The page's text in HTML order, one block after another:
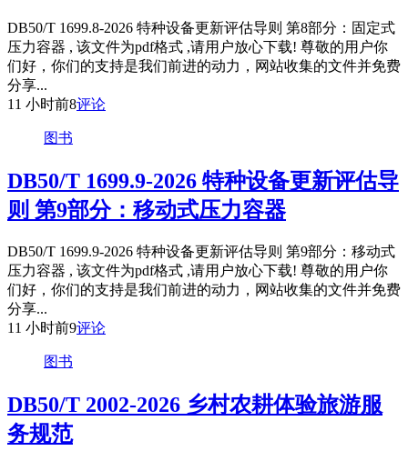
DB50/T 1699.8-2026 特种设备更新评估导则 第8部分：固定式
压力容器 , 该文件为pdf格式 ,请用户放心下载! 尊敬的用户你
们好，你们的支持是我们前进的动力，网站收集的文件并免费
分享...
11 小时前8评论
图书
DB50/T 1699.9-2026 特种设备更新评估导
则 第9部分：移动式压力容器
DB50/T 1699.9-2026 特种设备更新评估导则 第9部分：移动式
压力容器 , 该文件为pdf格式 ,请用户放心下载! 尊敬的用户你
们好，你们的支持是我们前进的动力，网站收集的文件并免费
分享...
11 小时前9评论
图书
DB50/T 2002-2026 乡村农耕体验旅游服
务规范